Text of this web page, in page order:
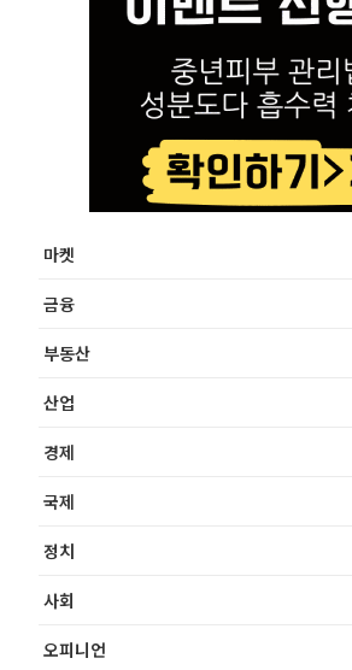
마켓
금융
부동산
산업
경제
국제
정치
사회
오피니언